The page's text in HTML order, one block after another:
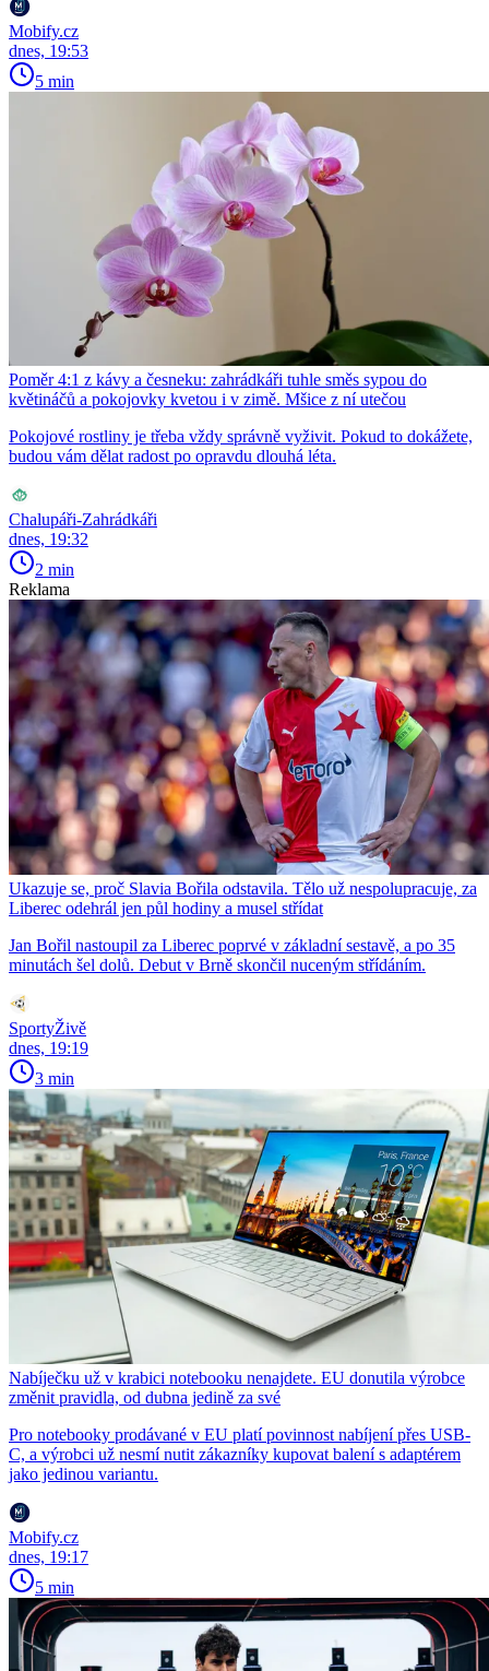
Mobify.cz
dnes, 19:53
5 min
Poměr 4:1 z kávy a česneku: zahrádkáři tuhle směs sypou do
květináčů a pokojovky kvetou i v zimě. Mšice z ní utečou
Pokojové rostliny je třeba vždy správně vyživit. Pokud to dokážete,
budou vám dělat radost po opravdu dlouhá léta.
Chalupáři-Zahrádkáři
dnes, 19:32
2 min
Reklama
Ukazuje se, proč Slavia Bořila odstavila. Tělo už nespolupracuje, za
Liberec odehrál jen půl hodiny a musel střídat
Jan Bořil nastoupil za Liberec poprvé v základní sestavě, a po 35
minutách šel dolů. Debut v Brně skončil nuceným střídáním.
SportyŽivě
dnes, 19:19
3 min
Nabíječku už v krabici notebooku nenajdete. EU donutila výrobce
změnit pravidla, od dubna jedině za své
Pro notebooky prodávané v EU platí povinnost nabíjení přes USB-
C, a výrobci už nesmí nutit zákazníky kupovat balení s adaptérem
jako jedinou variantu.
Mobify.cz
dnes, 19:17
5 min